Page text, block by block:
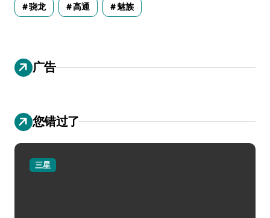
骁龙 高通 魅族
广告
您错过了
三星